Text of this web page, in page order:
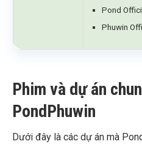
Pond
Phuwin
Phim và dự án
PondPhuwin
Dưới đây là các dự án mà